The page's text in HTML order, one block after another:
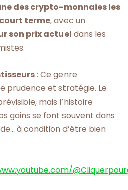
des crypto-monnaies les
terme, avec un
son prix actuel dans les
: Ce genre
prudence et stratégie. Le
mais l’histoire
gains se font souvent dans
à condition d’être bien